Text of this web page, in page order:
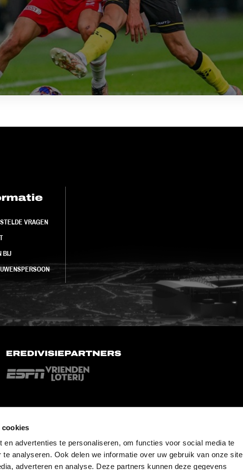
cookies
en advertenties te personaliseren, om functies voor social media te
analyseren. Ook delen we informatie over uw gebruik van onze site
adverteren en analyse. Deze partners kunnen deze gegevens
VRAGEN
BIJ
EREDIVISIEPARTNERS